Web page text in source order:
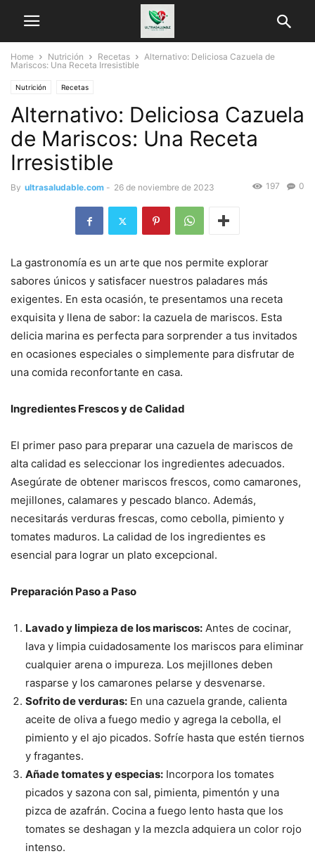
Home Nutrición Recetas
Alternativo: Deliciosa Cazuela de
Mariscos: Una Receta Irresistible
Nutrición Recetas
Alternativo: Deliciosa Cazuela
de Mariscos: Una Receta
Irresistible
By ultrasaludable.com - 26 de noviembre de 2023 0
197
La gastronomía es un arte que nos permite explorar
sabores únicos y satisfacer nuestros paladares más
exigentes. En esta ocasión, te presentamos una receta
exquisita y llena de sabor: la cazuela de mariscos. Esta
delicia marina es perfecta para sorprender a tus invitados
en ocasiones especiales o simplemente para disfrutar de
una comida reconfortante en casa.
Ingredientes Frescos y de Calidad
El primer paso para preparar una cazuela de mariscos de
alta calidad es seleccionar los ingredientes adecuados.
Asegúrate de obtener mariscos frescos, como camarones,
mejillones, calamares y pescado blanco. Además,
necesitarás verduras frescas, como cebolla, pimiento y
tomates maduros. La calidad de los ingredientes es
esencial para lograr un plato excepcional.
Preparación Paso a Paso
Lavado y limpieza de los mariscos: Antes de cocinar,
lava y limpia cuidadosamente los mariscos para eliminar
cualquier arena o impureza. Los mejillones deben
rasparse y los camarones pelarse y desvenarse.
Sofrito de verduras: En una cazuela grande, calienta
aceite de oliva a fuego medio y agrega la cebolla, el
pimiento y el ajo picados. Sofríe hasta que estén tiernos
y fragantes.
Añade tomates y especias: Incorpora los tomates
picados y sazona con sal, pimienta, pimentón y una
pizca de azafrán. Cocina a fuego lento hasta que los
tomates se deshagan y la mezcla adquiera un color rojo
intenso.